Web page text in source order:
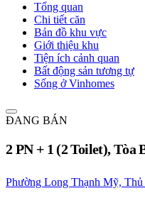
Tổng quan
Chi tiết căn
Bản đồ khu vực
Giới thiệu khu
Tiện ích cảnh quan
Bất động sản tương tự
Sống ở Vinhomes
ĐANG BÁN
2 PN + 1 (2 Toilet), Tòa
Phường Long Thạnh Mỹ,